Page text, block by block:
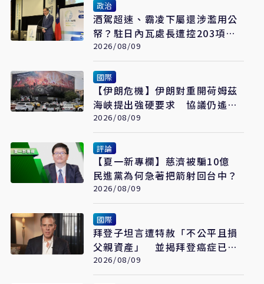
政治
酒駕超速、霸凌下屬還涉濫用公
帑？駐日內瓦處長遭控203項爭
議 外交部啟動調查
2026/08/09
國際
【伊朗危機】伊朗對重開荷姆茲
海峽提出強硬要求 協議仍遙不
可及
2026/08/09
評論
【夏一新專欄】慈濟被騙10億
民進黨為何急著把箭射回台中？
2026/08/09
國際
拜登子坦言遭特赦「不公平且損
父親資產」 並揭拜登癌症已擴
散至骨骼
2026/08/09